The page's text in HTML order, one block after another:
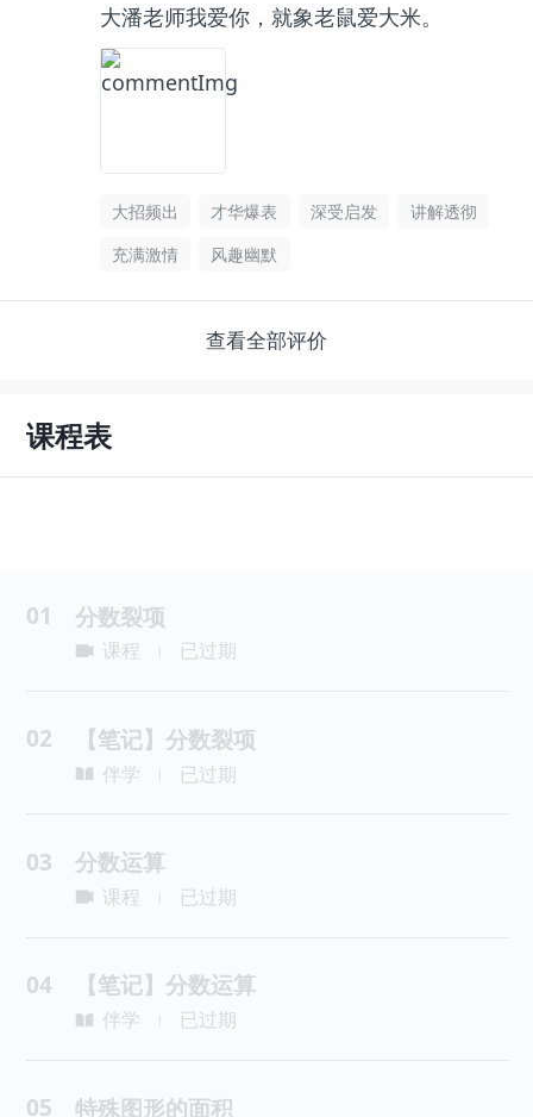
大潘老师我爱你，就象老鼠爱大米。
大招频出 才华爆表 深受启发
讲解透彻
充满激情
风趣幽默
查看全部评价
课程表
01 分数裂项
课程 已过期
02 【笔记】分数裂项
伴学 已过期
03 分数运算
课程 已过期
04 【笔记】分数运算
伴学 已过期
05 特殊图形的面积